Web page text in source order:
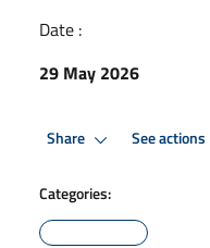
Date :
29 May 2026
Share See actions
Categories: